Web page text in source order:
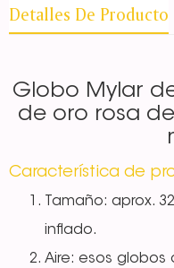
Detalles De Producto
Globo Mylar
de oro rosa
Característica de
Tamaño: aprox.
inflado.
Aire: esos globos